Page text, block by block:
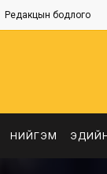
Редакцын бодлого
НИЙГЭМ